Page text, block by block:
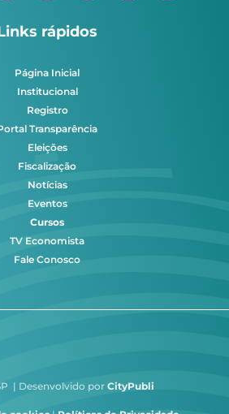
rápidos
Página Inicial
Institucional
Registro
Transparência
Eleições
Fiscalização
Notícias
Eventos
Cursos
TV Economista
Fale Conosco
| Desenvolvido por CityPubli